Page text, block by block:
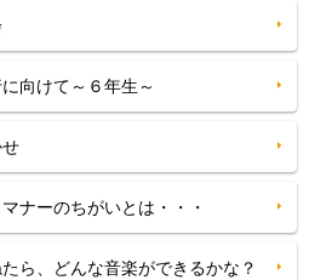
向けて～６年生～
ナーのちがいとは・・・
ら、どんな音楽ができるかな？